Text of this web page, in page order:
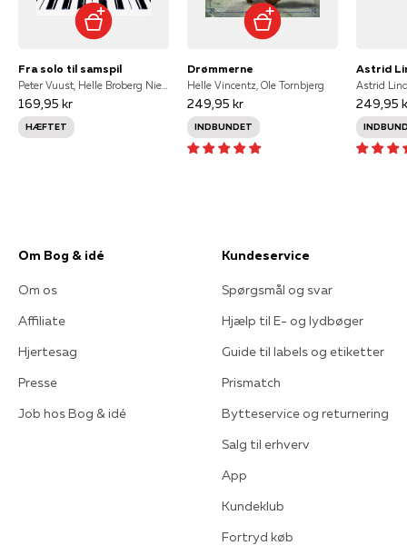
Fra solo til samspil
169,95 kr
HÆFTET
Drømmerne
Helle Vincentz, Ole Tornbjerg
249,95 kr
INDBUNDET
Astrid
249,95
Om Bog & idé
Om os
Affiliate
Hjertesag
Presse
Job hos Bog & idé
Kundeservice
Spørgsmål og svar
Hjælp til E- og lydbøger
Guide til labels og etiketter
Prismatch
Bytteservice og returnering
Salg til erhverv
App
Kundeklub
Fortryd køb